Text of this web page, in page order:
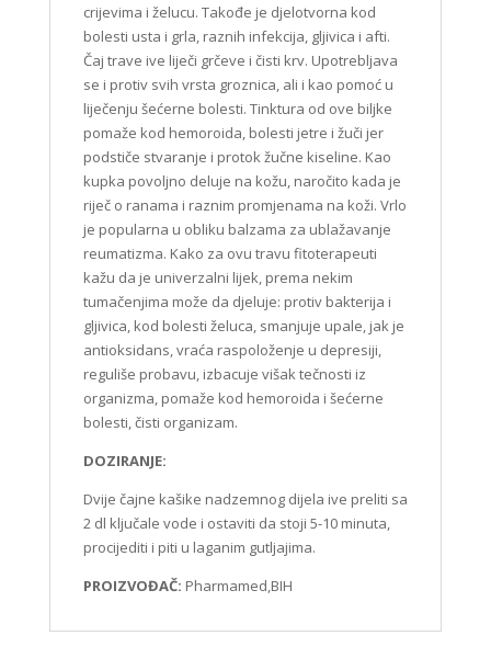
crijevima i želucu. Takođe je djelotvorna kod
bolesti usta i grla, raznih infekcija, gljivica i afti.
Čaj trave ive liječi grčeve i čisti krv. Upotrebljava
se i protiv svih vrsta groznica, ali i kao pomoć u
liječenju šećerne bolesti. Tinktura od ove biljke
pomaže kod hemoroida, bolesti jetre i žuči jer
podstiče stvaranje i protok žučne kiseline. Kao
kupka povoljno deluje na kožu, naročito kada je
riječ o ranama i raznim promjenama na koži. Vrlo
je popularna u obliku balzama za ublažavanje
reumatizma. Kako za ovu travu fitoterapeuti
kažu da je univerzalni lijek, prema nekim
tumačenjima može da djeluje: protiv bakterija i
gljivica, kod bolesti želuca, smanjuje upale, jak je
antioksidans, vraća raspoloženje u depresiji,
reguliše probavu, izbacuje višak tečnosti iz
organizma, pomaže kod hemoroida i šećerne
bolesti, čisti organizam.
DOZIRANJE:
Dvije čajne kašike nadzemnog dijela ive preliti sa
2 dl ključale vode i ostaviti da stoji 5-10 minuta,
procijediti i piti u laganim gutljajima.
PROIZVOĐAČ: Pharmamed,BIH